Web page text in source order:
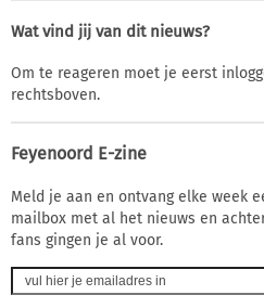
Wat vind jij van dit nieuws?
Om te reageren moet je eerst
rechtsboven.
Feyenoord E-zine
Meld je aan en ontvang elke week
mailbox met al het nieuws en
fans gingen je al voor.